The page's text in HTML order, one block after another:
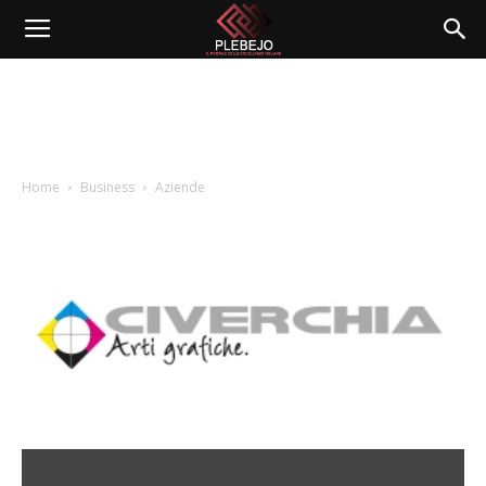
Home Business Aziende